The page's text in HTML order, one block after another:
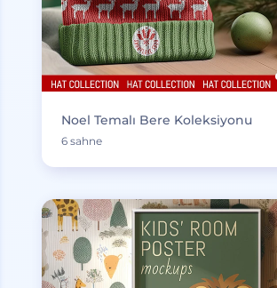
Noel Temalı Bere Koleksiyonu
6 sahne